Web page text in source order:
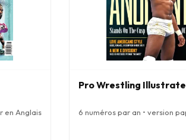
en Anglais
Pro Wrestling
6 numéros par an • version